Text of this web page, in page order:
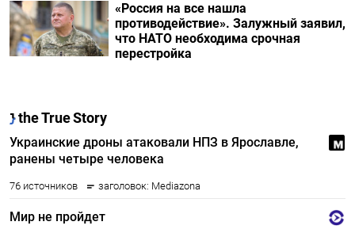
«Россия на все нашла
противодействие». Залужный заявил,
что НАТО необходима срочная
перестройка